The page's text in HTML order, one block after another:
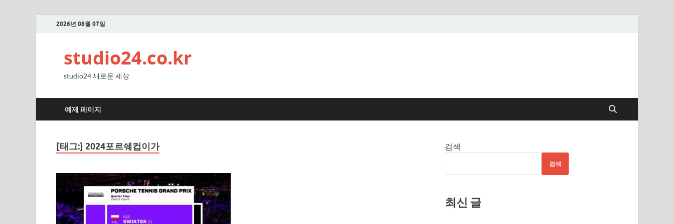
2026년 08월 07일
studio24.co.kr
studio24 새로운 세상
예제 페이지
[태그:] 2024포르쉐컵이가 검색
검색
최신 글